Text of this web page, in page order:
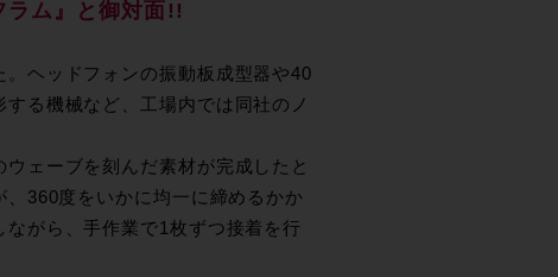
ラム』と御対面!!
ヘッドフォンの振動板成型器や40
る機械など、工場内では同社のノ
ェーブを刻んだ素材が完成したと
360度をいかに均一に締めるかか
がら、手作業で1枚ずつ接着を行